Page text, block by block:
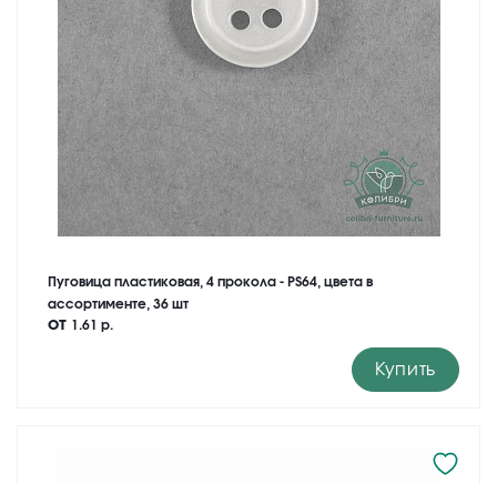
Пуговица пластиковая, 4 прокола - PS64, цвета в
ассортименте, 36 шт
от 1.61 р.
Купить